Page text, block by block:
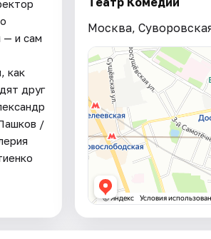
— и сам
как
друг
/
Москва,